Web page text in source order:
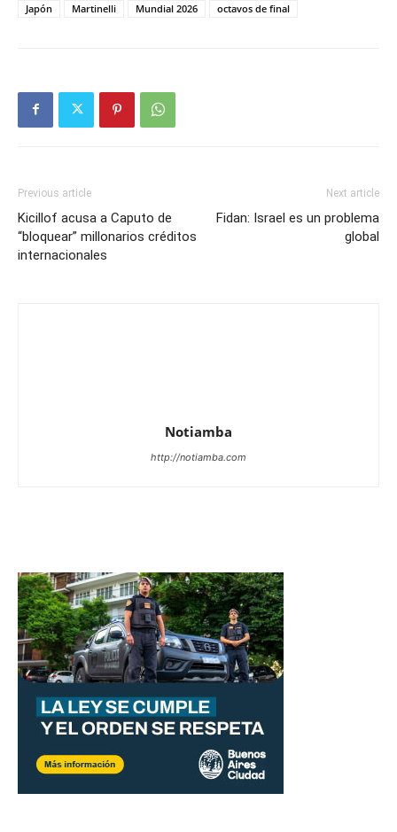
Japón Martinelli Mundial 2026 octavos de final
Previous article
Kicillof acusa a Caputo de
“bloquear” millonarios créditos
internacionales
Next article
Fidan: Israel es un problema
global
Notiamba
http://notiamba.com